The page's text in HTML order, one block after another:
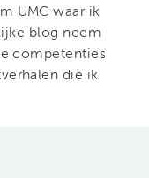
UMC waar ik
blog neem
competenties
die ik